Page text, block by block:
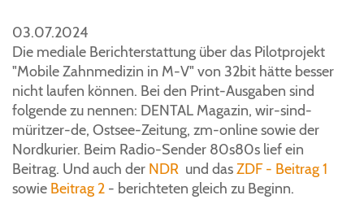
03.07.2024
Die mediale Berichterstattung über das Pilotprojekt
"Mobile Zahnmedizin in M-V" von 32bit hätte besser
nicht laufen können. Bei den Print-Ausgaben sind
folgende zu nennen: DENTAL Magazin, wir-sind-
müritzer-de, Ostsee-Zeitung, zm-online sowie der
Nordkurier. Beim Radio-Sender 80s80s lief ein
Beitrag. Und auch der NDR und dasZDF - Beitrag 1
sowie Beitrag 2 - berichteten gleich zu Beginn.